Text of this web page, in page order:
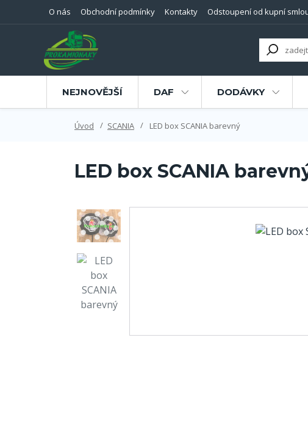
O nás Obchodní podmínky Kontakty Odstoupení od kupní
NEJNOVĚJŠÍ DAF DODÁVKY
Úvod SCANIA LED box SCANIA barevný
LED box SCANIA